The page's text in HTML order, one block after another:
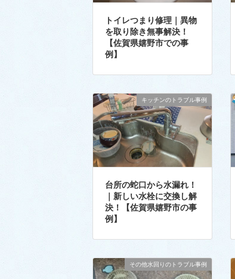
トイレつまり修理｜異物
を取り除き無事解決！
【佐賀県嬉野市での事
例】
キッチンのトラブル事例
台所の蛇口から水漏れ！
｜新しい水栓に交換し解
決！【佐賀県嬉野市の事
例】
その他水回りのトラブル事例